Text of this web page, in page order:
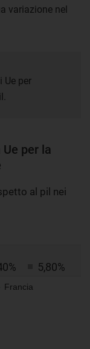
variazione nel
Ue per
per la
al pil nei